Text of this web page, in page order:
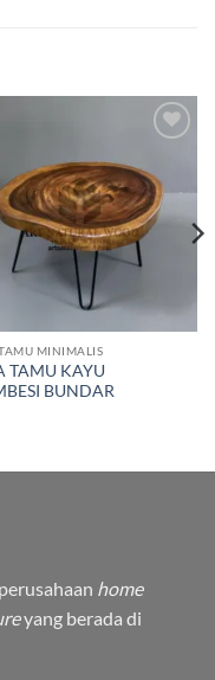
wishlist
MINIMALIS
TAMU KAYU
BUNDAR
home
yang berada di